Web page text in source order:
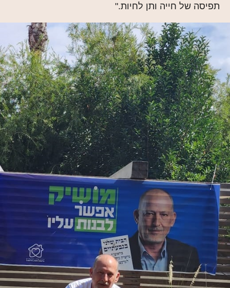
תפיסה של חייה ותן לחיות."